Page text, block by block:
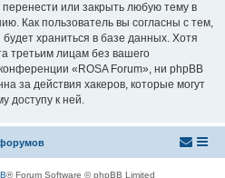
перенести или закрыть любую тему в
Как пользователь вы согласны с тем,
храниться в базе данных. Хотя
третьим лицам без вашего
«ROSA Forum», ни phpBB
за действия хакеров, которые могут
доступу к ней.
® Forum Software © phpBB Limited